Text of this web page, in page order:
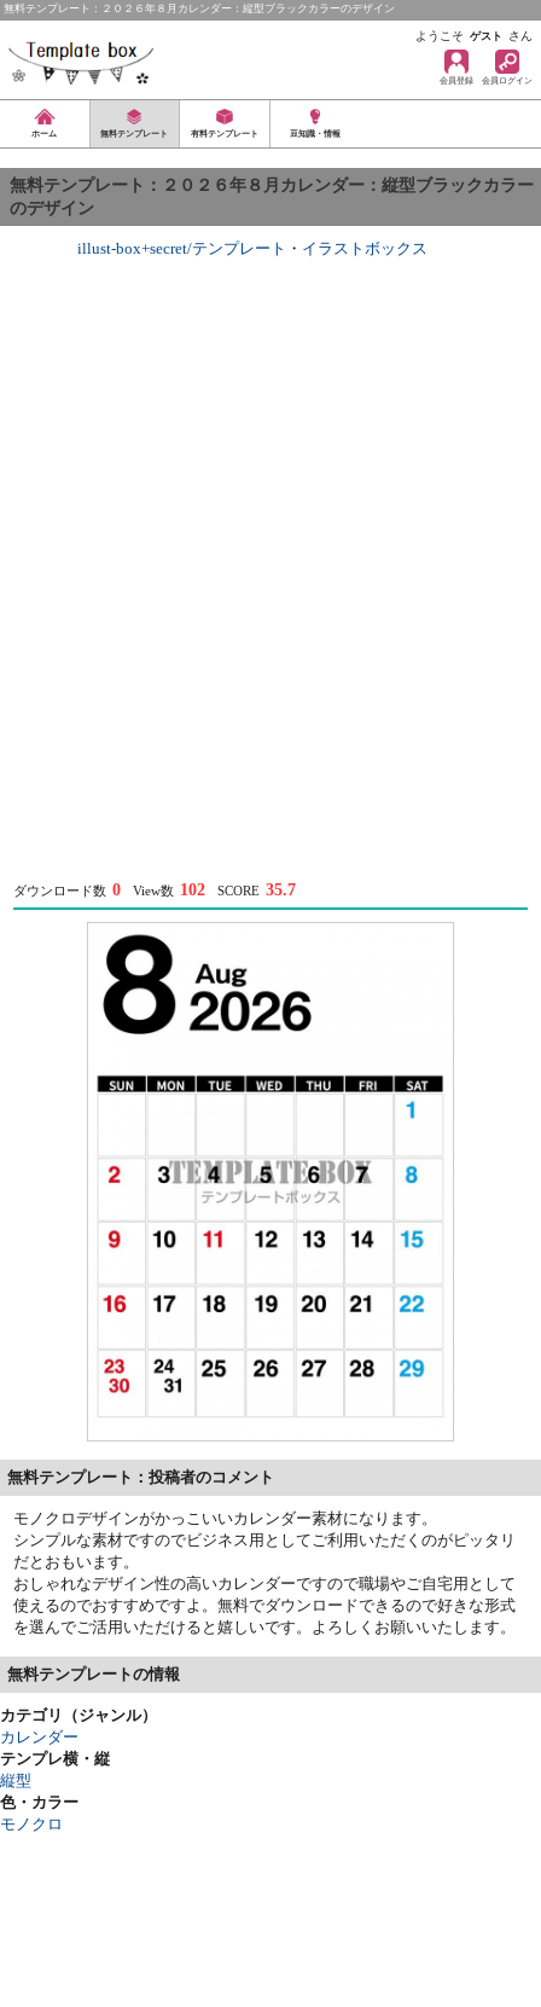
無料テンプレート：２０２６年８月カレンダー：縦型ブラックカラーのデザイン
ようこそ ゲスト さん
会員登録 会員ログイン
ホーム 無料テンプレート 有料テンプレート 豆知識・情報
無料テンプレート：２０２６年８月カレンダー：縦型ブラックカラー
のデザイン
illust-box+secret/テンプレート ・ イラストボックス
ダウンロード数 0 View数 102 SCORE 35.7
無料テンプレート：投稿者のコメント
モノクロデザインがかっこいいカレンダー素材になります。
シンプルな素材ですのでビジネス用としてご利用いただくのがピッタリ
だとおもいます。
おしゃれなデザイン性の高いカレンダーですので職場やご自宅用として
使えるのでおすすめですよ。無料でダウンロードできるので好きな形式
を選んでご活用いただけると嬉しいです。よろしくお願いいたします。
無料テンプレートの情報
カテゴリ（ジャンル）
カレンダー
テンプレ横・縦
縦型
色・カラー
モノクロ